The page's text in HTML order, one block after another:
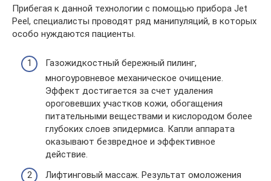
Прибегая к данной технологии с помощью прибора Jet
Peel, специалисты проводят ряд манипуляций, в которых
особо нуждаются пациенты.
Газожидкостный бережный пилинг,
многоуровневое механическое очищение.
Эффект достигается за счет удаления
ороговевших участков кожи, обогащения
питательными веществами и кислородом более
глубоких слоев эпидермиса. Капли аппарата
оказывают безвредное и эффективное
действие.
Лифтинговый массаж. Результат омоложения